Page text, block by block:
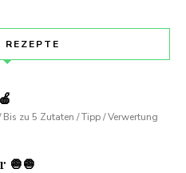
REZEPTE
Bis zu 5 Zutaten / Tipp / Verwertung
🧅🧅